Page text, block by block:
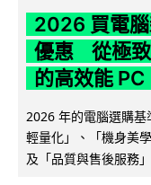
2026 買電
優惠 從極致
的高效能 PC
2026 年的電腦選購
輕量化」、「機身美
及「品質與售後服務